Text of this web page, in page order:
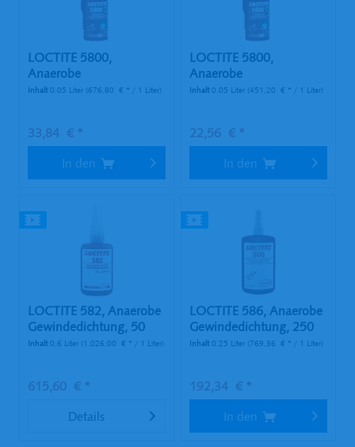
LOCTITE 5800,
Anaerobe
Flächendichtung, 50 ml...
Inhalt0.05 Liter (676,80 € * / 1 Liter)
33,84 € *
In den
LOCTITE 5800,
Anaerobe
Flächendichtung, 50 ml...
Inhalt0.05 Liter (451,20 € * / 1 Liter)
22,56 € *
In den
LOCTITE 582, Anaerobe
Gewindedichtung, 50
ml...
Inhalt0.6 Liter (1.026,00 € * / 1 Liter)
615,60 € *
Details
LOCTITE 586, Anaerobe
Gewindedichtung, 250
ml...
Inhalt0.25 Liter (769,36 € * / 1 Liter)
192,34 € *
In den